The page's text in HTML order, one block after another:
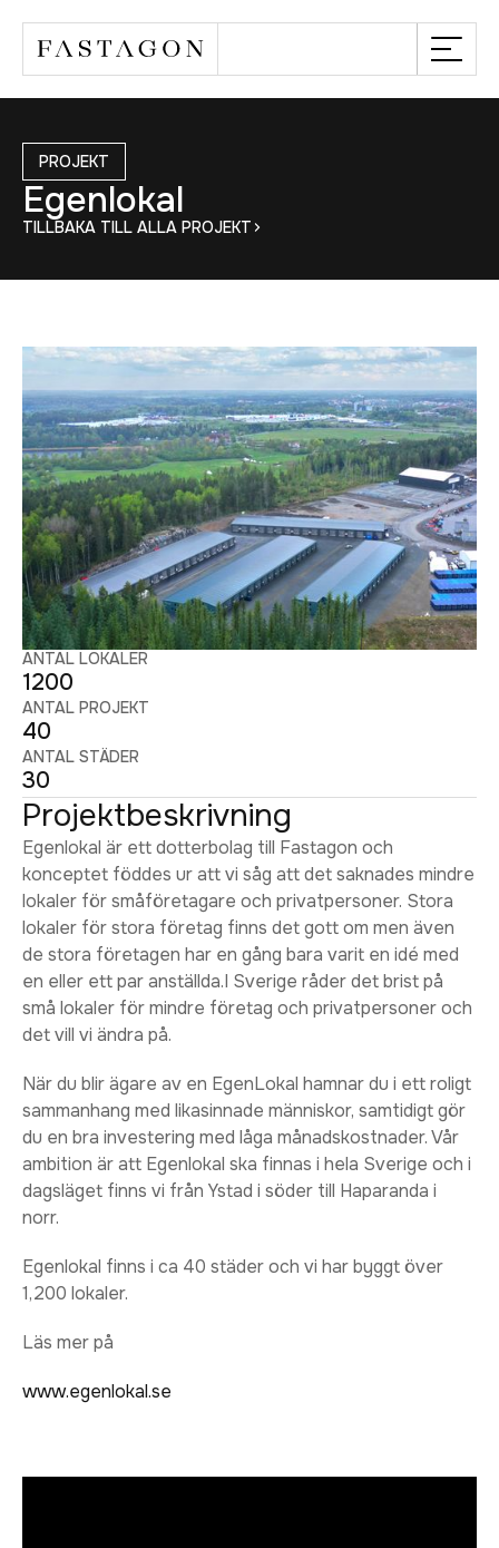
PROJEKT
Egenlokal
TILLBAKA TILL ALLA PROJEKT
ANTAL LOKALER
1200
ANTAL PROJEKT
40
ANTAL STÄDER
30
Projektbeskrivning
Egenlokal är ett dotterbolag till Fastagon och
konceptet föddes ur att vi såg att det saknades mindre
lokaler för småföretagare och privatpersoner. Stora
lokaler för stora företag finns det gott om men även
de stora företagen har en gång bara varit en idé med
en eller ett par anställda.I Sverige råder det brist på
små lokaler för mindre företag och privatpersoner och
det vill vi ändra på.
När du blir ägare av en EgenLokal hamnar du i ett roligt
sammanhang med likasinnade människor, samtidigt gör
du en bra investering med låga månadskostnader. Vår
ambition är att Egenlokal ska finnas i hela Sverige och i
dagsläget finns vi från Ystad i söder till Haparanda i
norr.
Egenlokal finns i ca 40 städer och vi har byggt över
1,200 lokaler.
Läs mer på
www.egenlokal.se